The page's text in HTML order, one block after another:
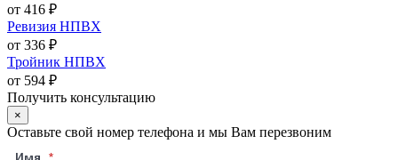
от 416 ₽
Ревизия НПВХ
от 336 ₽
Тройник НПВХ
от 594 ₽
Получить консультацию
×
Оставьте свой номер телефона и мы Вам перезвоним
Имя